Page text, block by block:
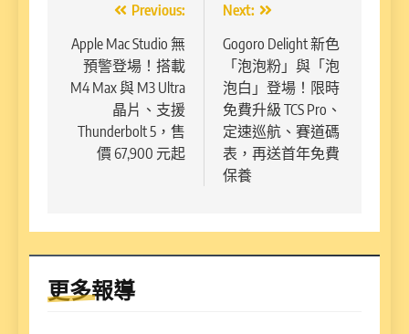
章
導
Previous:
Apple Mac Studio 無
預警登場！搭載
M4 Max 與 M3 Ultra
晶片、支援
Thunderbolt 5，售
價 67,900 元起
Next:
Gogoro Delight 新色
「泡泡粉」與「泡
泡白」登場！限時
免費升級 TCS Pro、
定速巡航、賽道碼
表，再送首年免費
保養
更多報導